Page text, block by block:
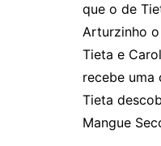
que o de
Arturzinho
Tieta e
recebe uma
Tieta
Mangue